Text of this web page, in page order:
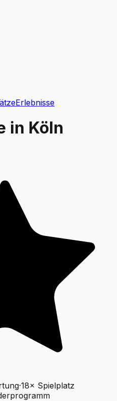
Erlebnisse
in Köln
·18× Spielplatz